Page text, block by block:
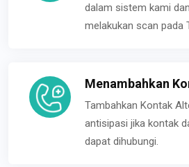
dalam sistem kami
melakukan scan pada
Menambahkan
Tambahkan Kontak
antisipasi jika kontak
dapat dihubungi.